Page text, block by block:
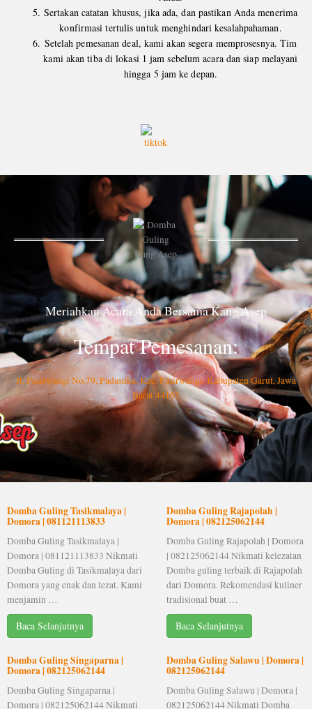
Sertakan catatan khusus, jika ada, dan pastikan Anda menerima
konfirmasi tertulis untuk menghindari kesalahpahaman.
Setelah pemesanan deal, kami akan segera memprosesnya. Tim
kami akan tiba di lokasi 1 jam sebelum acara dan siap melayani
hingga 5 jam ke depan.
Meriahkan Acara Anda Bersama Kang Asep
Tempat Pemesanan:
Jl. Pasirwangi No.79, Padasuka, Kec. Pasirwangi, Kabupaten Garut, Jawa
Barat 44161
Domba Guling Tasikmalaya |
Domora | 081121113833
Domba Guling Tasikmalaya |
Domora | 081121113833 Nikmati
Domba Guling di Tasikmalaya dari
Domora yang enak dan lezat. Kami
menjamin …
Baca Selanjutnya
Domba Guling Rajapolah |
Domora | 082125062144
Domba Guling Rajapolah | Domora
| 082125062144 Nikmati kelezatan
Domba guling terbaik di Rajapolah
dari Domora. Rekomendasi kuliner
tradisional buat …
Baca Selanjutnya
Domba Guling Singaparna |
Domora | 082125062144
Domba Guling Singaparna |
Domora | 082125062144 Nikmati
Domba Guling Salawu | Domora |
082125062144
Domba Guling Salawu | Domora |
082125062144 Nikmati Domba